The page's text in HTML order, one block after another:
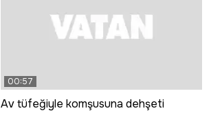
00:57
Av tüfeğiyle komşusuna dehşeti